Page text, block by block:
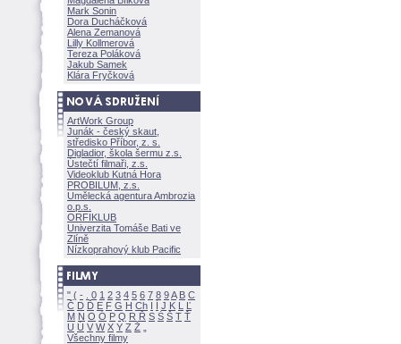
Mark Sonin
Dora Ducháčkov
Alena Zemanov
Lilly Kollmerov
Tereza Polákov
Jakub Samek
Klára Fryčkov
ArtWork Group
Junák - český skaut,
středisko Příbor, z. s.
Digladior, škola šermu z.s.
Ústečtí filmaři, z.s.
Videoklub Kutná Hora
PROBILUM, z.s.
Umělecká agentura Ambrozia
o.p.s.
ORFIKLUB
Univerzita Tomáše Bati ve
Zlíně
Nízkoprahový klub Pacific
" ( - 0 1 2 3 4 5 6 7 8 9A B C
Č D Ď E F G H Ch I Í J K L
Ľ
M N O Ó P Q R Ř S Ś T Ť
U Ú V W X Y Z
Všechny filmy